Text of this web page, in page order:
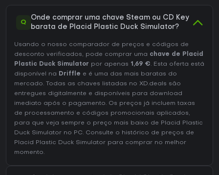
Q
Onde comprar uma chave Steam ou CD Key
barata de Placid Plastic Duck Simulator?
Usando o nosso comparador de preços e códigos de
desconto verificados, pode comprar uma chave de Placid
Plastic Duck Simulator por apenas 1,69 €. Esta oferta está
disponível na Driffle e é uma das mais baratas do
mercado. Todas as chaves listadas no XD.deals são
entregues digitalmente e disponíveis para download
imediato após o pagamento. Os preços já incluem taxas
de processamento e códigos promocionais aplicados,
para que veja sempre o preço mais baixo de Placid Plastic
Duck Simulator no PC. Consulte o histórico de preços de
Placid Plastic Duck Simulator para comprar no melhor
momento.